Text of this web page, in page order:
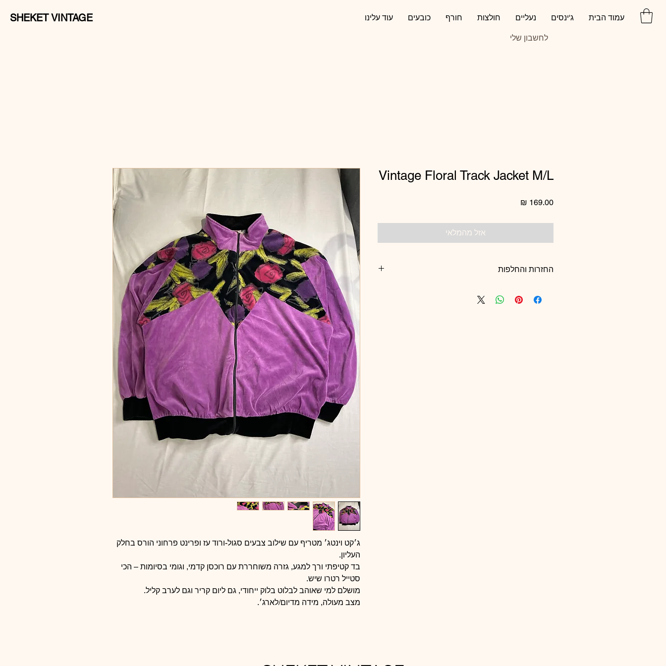
SHEKET VINTAGE עוד עלינו כובעים חורף חולצות נעליים ג'ינסים עמוד הבית
לחשבון שלי
ג׳קט וינטג׳ מטריף עם שילוב צבעים סגול-ורוד עז ופרינט פרחוני הורס בחלק
העליון.
בד קטיפתי ורך למגע, גזרה משוחררת עם רוכסן קדמי, וגומי בסיומות – הכי
סטייל רטרו שיש.
מושלם למי שאוהב לבלוט בלוק ייחודי, גם ליום קריר וגם לערב קליל.
מצב מעולה, מידה מדיום/לארג׳.
Vintage Floral Track Jacket M/L
אזל מהמלאי
החזרות והחלפות
צוות שקט וינטג׳ בלבד ❤️